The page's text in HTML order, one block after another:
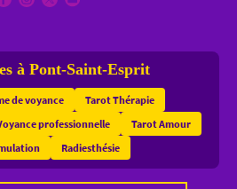
à Pont-Saint-Esprit
de voyance
Tarot Thérapie
professionnelle
Tarot Amour
Radiesthésie